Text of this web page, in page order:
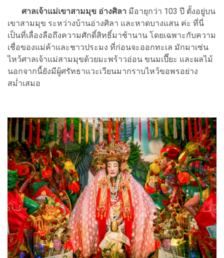
ศาลเจ้าแม่เขาสามมุข อ่างศิลา มีอายุกว่า 103 ปี ตั้งอยู่บน
เขาสามมุข ระหว่างบ้านอ่างศิลา และหาดบางแสน ค่ะ ที่นี่
เป็นที่เลื่องลือถึงความศักดิ์สิทธิ์มาช้านาน โดยเฉพาะกับความ
เชื่อของแม่ค้าและชาวประมง ที่ก่อนจะออกทะเล มักมาเซ่น
ไหว้ศาลเจ้าแม่สามมุขด้วยมะพร้าวอ่อน ขนมเปี๊ยะ และผลไม้
นอกจากนี้ยังมีผู้ศรัทธาแวะเวียนมากราบไหว้ขอพรอย่าง
สม่ำเสมอ